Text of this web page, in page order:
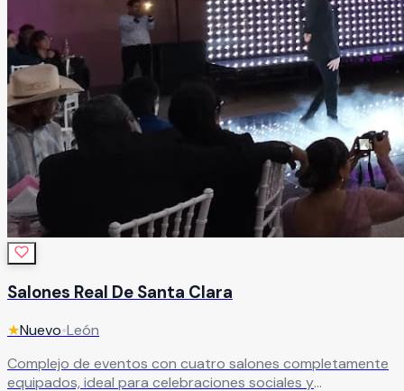
Salones Real De Santa Clara
★Nuevo•León
Complejo de eventos con cuatro salones completamente
equipados, ideal para celebraciones sociales y